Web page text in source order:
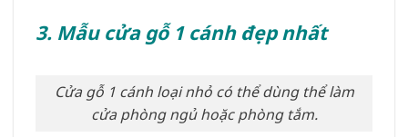
3. Mẫu cửa gỗ 1 cánh đẹp nhất
Cửa gỗ 1 cánh loại nhỏ có thể dùng thể làm
cửa phòng ngủ hoặc phòng tắm.